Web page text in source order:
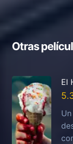
Otras
El